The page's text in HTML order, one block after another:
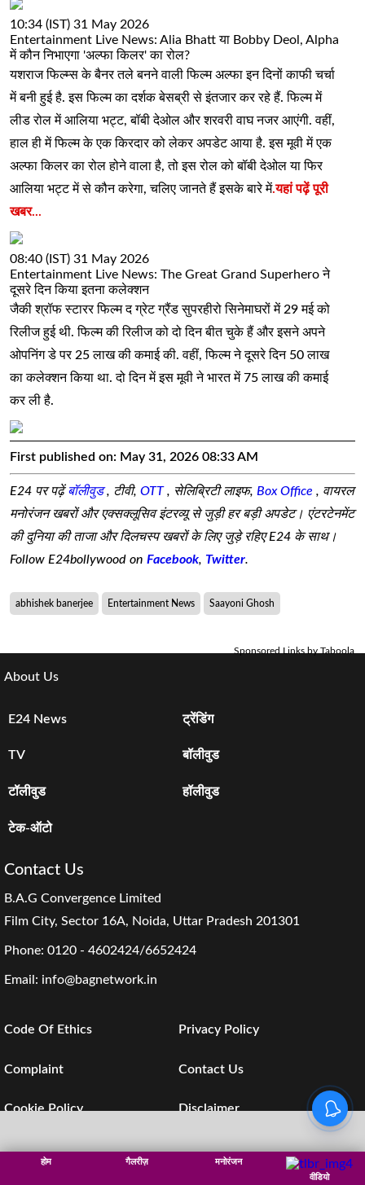
10:34 (IST) 31 May 2026
Entertainment Live News: Alia Bhatt या Bobby Deol, Alpha
में कौन निभाएगा 'अल्फा किलर' का रोल?
यशराज फिल्म्स के बैनर तले बनने वाली फिल्म अल्फा इन दिनों काफी चर्चा
में बनी हुई है. इस फिल्म का दर्शक बेसब्री से इंतजार कर रहे हैं. फिल्म में
लीड रोल में आलिया भट्ट, बॉबी देओल और शरवरी वाघ नजर आएंगी. वहीं,
हाल ही में फिल्म के एक किरदार को लेकर अपडेट आया है. इस मूवी में एक
अल्फा किलर का रोल होने वाला है, तो इस रोल को बॉबी देओल या फिर
आलिया भट्ट में से कौन करेगा, चलिए जानते हैं इसके बारे में.यहां पढ़ें पूरी
खबर...
08:40 (IST) 31 May 2026
Entertainment Live News: The Great Grand Superhero ने
दूसरे दिन किया इतना कलेक्शन
जैकी श्रॉफ स्टारर फिल्म द ग्रेट ग्रैंड सुपरहीरो सिनेमाघरों में 29 मई को
रिलीज हुई थी. फिल्म की रिलीज को दो दिन बीत चुके हैं और इसने अपने
ओपनिंग डे पर 25 लाख की कमाई की. वहीं, फिल्म ने दूसरे दिन 50 लाख
का कलेक्शन किया था. दो दिन में इस मूवी ने भारत में 75 लाख की कमाई
कर ली है.
First published on: May 31, 2026 08:33 AM
E24 पर पढ़ेंबॉलीवुड, टीवी, OTT, सेलिब्रिटी लाइफ, Box Office , वायरल
मनोरंजन खबरों और एक्सक्लूसिव इंटरव्यू से जुड़ी हर बड़ी अपडेट। एंटरटेनमेंट
की दुनिया की ताजा और दिलचस्प खबरों के लिए जुड़े रहिए E24 के साथ।
Follow E24bollywood on Facebook, Twitter.
abhishek banerjee Entertainment News Saayoni Ghosh
Sponsored Links by Taboola
About Us
E24 News ट्रेंडिंग
TV बॉलीवुड
टॉलीवुड हॉलीवुड
टेक-ऑटो
Contact Us
B.A.G Convergence Limited
Film City, Sector 16A, Noida, Uttar Pradesh 201301
Phone: 0120 - 4602424/6652424
Email: info@bagnetwork.in
Code Of Ethics Privacy Policy
Complaint Contact Us
Cookie Policy Disclaimer
Investors Subscription
होम गैलरीज़
मनोरंजन
वीडियो